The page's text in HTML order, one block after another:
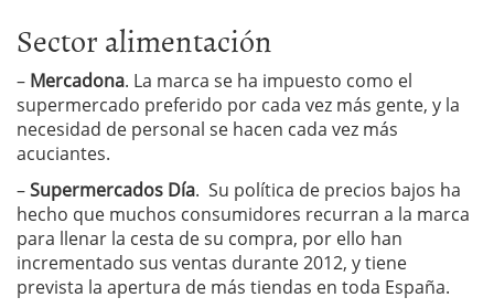
Sector alimentación
– Mercadona. La marca se ha impuesto como el
supermercado preferido por cada vez más gente, y la
necesidad de personal se hacen cada vez más
acuciantes.
–Supermercados Día. Su política de precios bajos ha
hecho que muchos consumidores recurran a la marca
para llenar la cesta de su compra, por ello han
incrementado sus ventas durante 2012, y tiene
prevista la apertura de más tiendas en toda España.